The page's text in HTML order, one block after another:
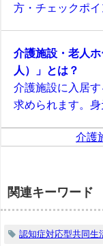
方・チェックポイ
介護施設・老人
人）」とは？
介護施設に入居
求められます。身
介護
関連キーワード
認知症対応型共同生